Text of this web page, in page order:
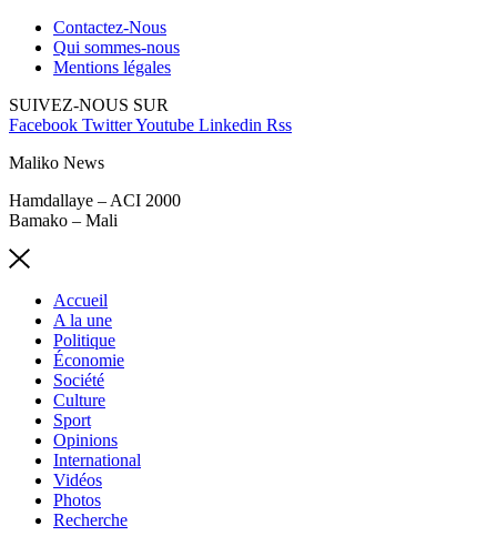
Contactez-Nous
Qui sommes-nous
Mentions légales
SUIVEZ-NOUS SUR
Facebook TwitterYoutube Linkedin Rss
Maliko News
Hamdallaye – ACI 2000
Bamako – Mali
Accueil
A la une
Politique
Économie
Société
Culture
Sport
Opinions
International
Vidéos
Photos
Recherche